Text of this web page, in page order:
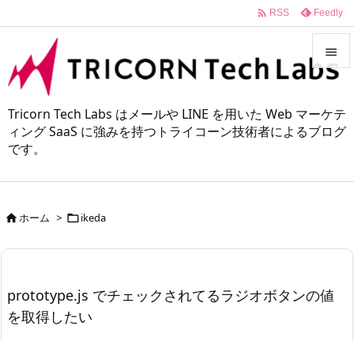
Tricorn Tech Labs はメールや LINE を用いた Web マーケテ
ィング SaaS に強みを持つトライコーン技術者によるブログ
です。



 RSS Feedly
ホーム > ikeda
prototype.js でチェックされてるラジオボタンの値
を取得したい